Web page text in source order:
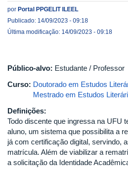
por Portal PPGELIT ILEEL
Publicado: 14/09/2023 - 09:18
Última modificação: 14/09/2023 - 09:18
Público-alvo: Estudante / Professor
Curso: Doutorado em Estudos
Mestrado em Estudos
Definições:
Todo discente que ingressa na UFU
aluno, um sistema que possibilita a
já com certificação digital, servindo,
matrícula. Além de viabilizar a
a solicitação da Identidade